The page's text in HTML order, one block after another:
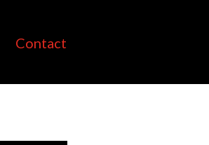
Contact